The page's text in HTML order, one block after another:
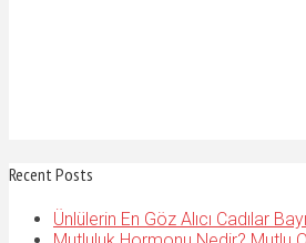
Recent Posts
Ünlülerin En Göz Alıcı Cadılar